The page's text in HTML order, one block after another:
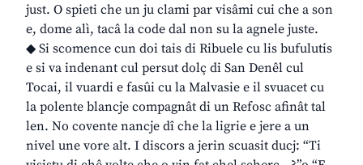
just. O spieti che un ju clami par visâmi cui che a son
e, dome alì, tacâ la code dal non su la agnele juste.
◆ Si scomence cun doi tais di Ribuele cu lis bufulutis
e si va indenant cul persut dolç di San Denêl cul
Tocai, il vuardi e fasûi cu la Malvasie e il svuacet cu
la polente blancje compagnât di un Refosc afinât tal
len. No covente nancje dî che la ligrie e jere a un
nivel une vore alt. I discors a jerin scuasit ducj: “Ti